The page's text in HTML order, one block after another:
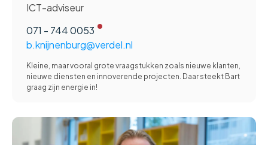
ICT-adviseur
071 - 744 0053
b.knijnenburg@verdel.nl
Kleine, maar vooral grote vraagstukken zoals nieuwe klanten,
nieuwe diensten en innoverende projecten. Daar steekt Bart
graag zijn energie in!